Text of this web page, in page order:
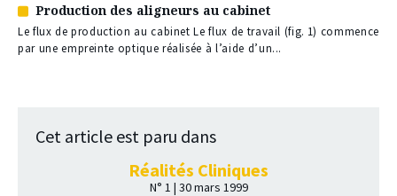
Article
réservé
à
Production des aligneurs au cabinet
Le flux de production au cabinet Le flux de travail (fig. 1) commence
par une empreinte optique réalisée à l’aide d’un...
Cet article est paru dans
Réalités Cliniques
N° 1 | 30 mars 1999